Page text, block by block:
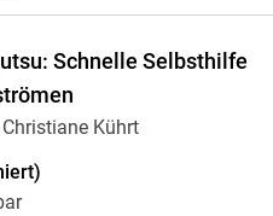
Schnelle Selbsthilfe
Kührt